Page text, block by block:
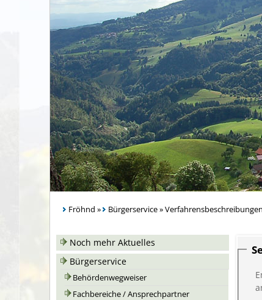
Fröhnd » Bürgerservice»Verfahrensbeschreibungen
Noch mehr Aktuelles
Bürgerservice
Behördenwegweiser
Fachbereiche / Ansprechpartner